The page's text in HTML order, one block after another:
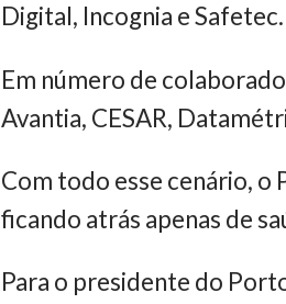
Digital, Incognia e Safetec.
Em número de
Avantia, CESAR,
Com todo esse cenário, o
ficando atrás apenas de
Para o presidente do